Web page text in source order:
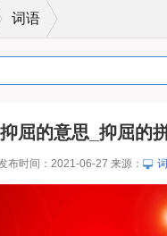
词语
抑屈的意思_抑屈的
布时间：2021-06-27 来源：